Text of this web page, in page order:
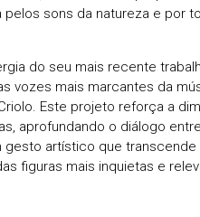
sons da natureza e por
do seu mais recente
vozes mais marcantes da
Este projeto reforça a
aprofundando o diálogo
gesto artístico que
figuras mais inquietas e